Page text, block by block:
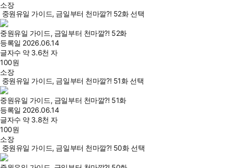
소장
중원유일 가이드, 금일부터 천마깔?! 52화 선택
중원유일 가이드, 금일부터 천마깔?! 52화
등록일 2026.06.14
글자수 약 3.6천 자
100원
소장
중원유일 가이드, 금일부터 천마깔?! 51화 선택
중원유일 가이드, 금일부터 천마깔?! 51화
등록일 2026.06.14
글자수 약 3.8천 자
100원
소장
중원유일 가이드, 금일부터 천마깔?! 50화 선택